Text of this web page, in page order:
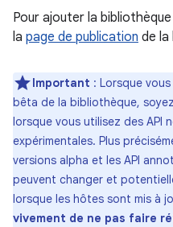
Pour ajouter la
la page de publication de la
Important : Lorsque
bêta de la bibliothèque,
lorsque vous utilisez des API
expérimentales. Plus
versions alpha et les API
peuvent changer et
lorsque les hôtes sont mis à
vivement de ne pas faire